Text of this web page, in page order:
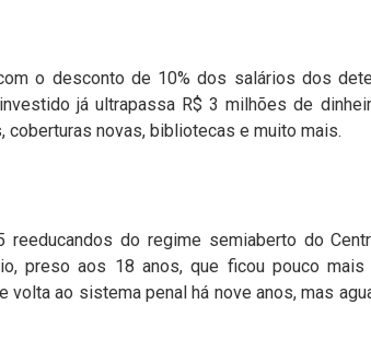
o desconto de 10% dos salários dos
já ultrapassa R$ 3 milhões de
coberturas novas, bibliotecas e muito mais.
reeducandos do regime semiaberto do
preso aos 18 anos, que ficou pouco
volta ao sistema penal há nove anos, mas